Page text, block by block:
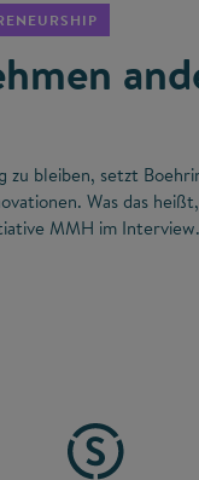
zu bleiben, setzt
Was das
MMH im Interview.